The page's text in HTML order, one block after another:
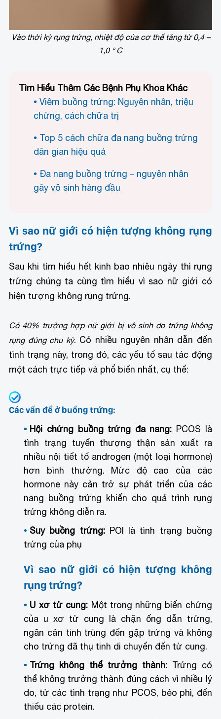
Vào thời kỳ rụng trứng, nhiệt độ của cơ thể tăng từ 0,4 –
1,0 ° C
Tìm Hiểu Thêm Các Bệnh Phụ Khoa Khác
Viêm buồng trứng: Nguyên nhân, triệu
chứng, cách chữa trị
Top 5 cách chữa đa nang buồng trứng
dân gian hiệu quả
Đa nang buồng trứng – nguyên nhân
gây vô sinh hàng đầu
Vì sao nữ giới có hiện tượng không rụng
trứng?
Sau khi tìm hiểu hết kinh bao nhiêu ngày thì rụng
trứng chúng ta cùng tìm hiểu vì sao nữ giới có
hiện tượng không rụng trứng.
Có 40% trường hợp nữ giới bị vô sinh do trứng không
rụng đúng chu kỳ. Có nhiều nguyên nhân dẫn đến
tình trạng này, trong đó, các yếu tố sau tác động
một cách trực tiếp và phổ biến nhất, cụ thể:
Các vấn đề ở buồng trứng:
Hội chứng buồng trứng đa nang: PCOS là
tình trạng tuyến thượng thận sản xuất ra
nhiều nội tiết tố androgen (một loại hormone)
hơn bình thường. Mức độ cao của các
hormone này cản trở sự phát triển của các
nang buồng trứng khiến cho quá trình rụng
trứng không diễn ra.
Suy buồng trứng:POI là tình trạng buồng
trứng của phụ
Vì sao nữ giới có hiện tượng không
rụng trứng?
U xơ tử cung: Một trong những biến chứng
của u xơ tử cung là chặn ống dẫn trứng,
ngăn cản tinh trùng đến gặp trứng và không
cho trứng đã thụ tinh di chuyển đến tử cung.
Trứng không thể trưởng thành:Trứng có
thể không trưởng thành đúng cách vì nhiều lý
do, từ các tình trạng như PCOS, béo phì, đến
thiếu các protein.